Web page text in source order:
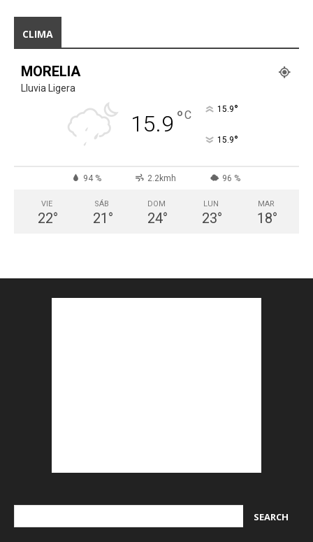
CLIMA
MORELIA
Lluvia Ligera
15.9 °C 15.9°
15.9°
94 % 2.2kmh 96 %
VIE
22°
SÁB
21 °
DOM
24°
LUN
23°
MAR
18°